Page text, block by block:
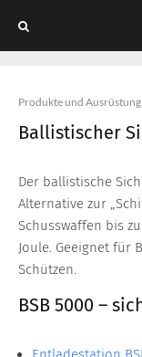
Produkte und Ausrüstung
Ballistischer
Der ballistische
Alternative zur
Schusswaffen bis
Joule. Geeignet für
Schützen.
BSB 5000 –